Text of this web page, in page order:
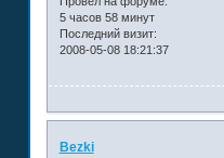
5 часов 58 минут
Последний визит:
2008-05-08 18:21:37
Bezki